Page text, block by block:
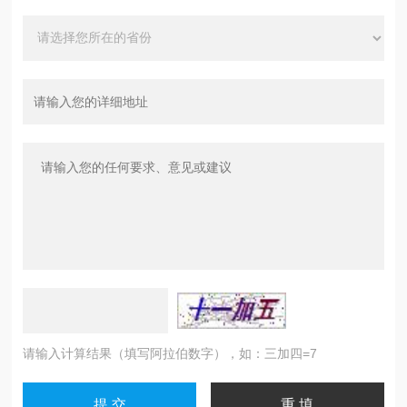
请输入计算结果（填写阿拉伯数字），如：三加四=7